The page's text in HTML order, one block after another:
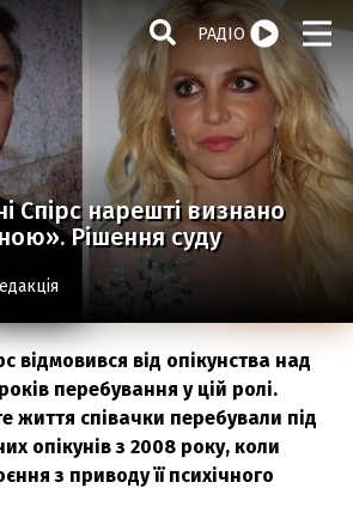
РАДІО
Спірс нарешті визнано
Рішення суду
відмовився від опікунства над
перебування у цій ролі.
життя співачки перебували під
опікунів з 2008 року, коли
з приводу її психічного